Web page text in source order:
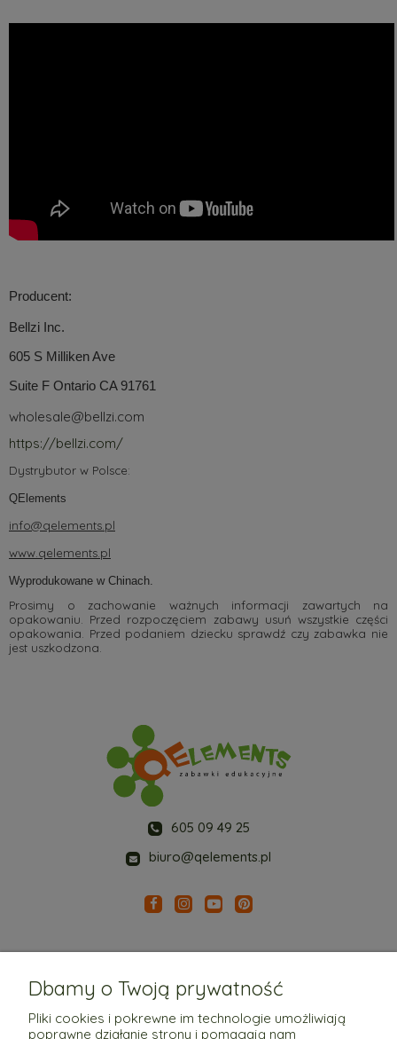
Producent:
Bellzi Inc.
605 S Milliken Ave
Suite F Ontario CA 91761
wholesale@bellzi.com
https://bellzi.com/
Dystrybutor w Polsce:
QElements
info@qelements.pl
www.qelements.pl
Wyprodukowane w Chinach.
Prosimy o zachowanie ważnych informacji zawartych na
opakowaniu. Przed rozpoczęciem zabawy usuń wszystkie części
opakowania. Przed podaniem dziecku sprawdź czy zabawka nie
jest uszkodzona.
605 09 49 25
biuro@qelements.pl
Dbamy o Twoją prywatność
Pliki cookies i pokrewne im technologie umożliwiają
poprawne działanie strony i pomagają nam